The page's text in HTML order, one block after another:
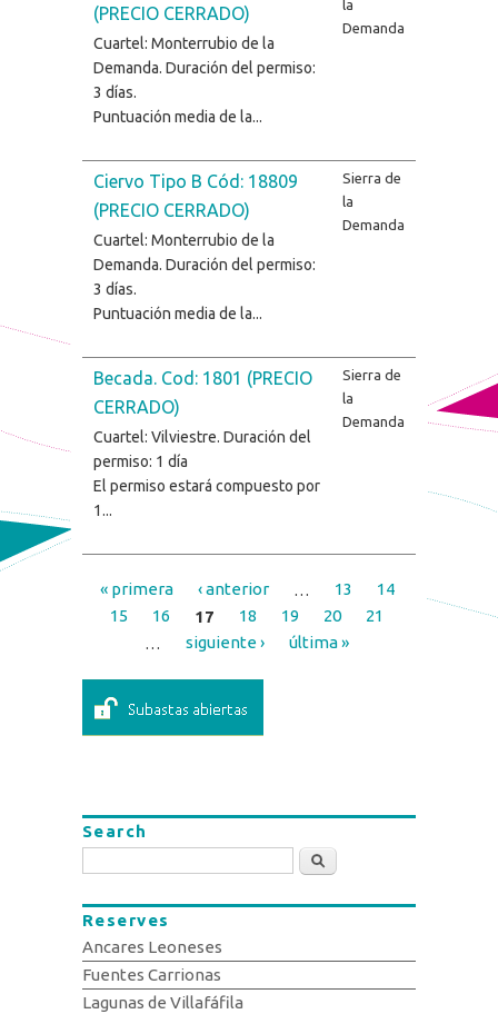
(PRECIO CERRADO)
Cuartel: Monterrubio de la
Demanda. Duración del permiso:
3 días.
Puntuación media de la...
la
Demanda
Ciervo Tipo B Cód: 18809
(PRECIO CERRADO)
Cuartel: Monterrubio de la
Demanda. Duración del permiso:
3 días.
Puntuación media de la...
Sierra de
la
Demanda
Becada. Cod: 1801 (PRECIO
CERRADO)
Cuartel: Vilviestre. Duración del
permiso: 1 día
El permiso estará compuesto por
1...
Sierra de
la
Demanda
Pages
« primera ‹ anterior … 13
14
15
16 17 18 19 20
21
…
siguiente › última »
Search
Search
Reserves
Ancares Leoneses
Fuentes Carrionas
Lagunas de Villafáfila